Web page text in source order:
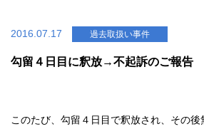
2016.07.17 過去取扱い事件
勾留４日目に釈放→不起訴のご報告
このたび、勾留４日目で釈放され、その